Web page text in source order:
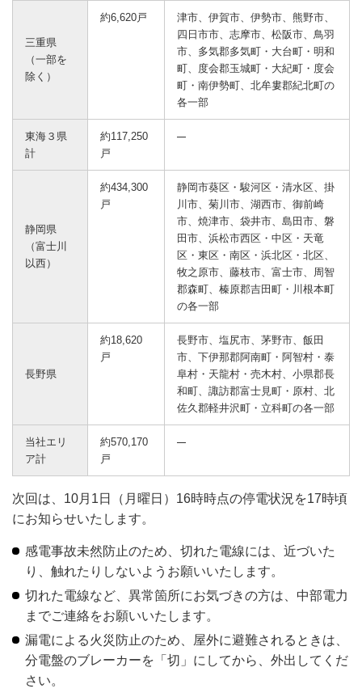
三重県
（一部を
除く）
約6,620戸
津市、伊賀市、伊勢市、熊野市、
四日市市、志摩市、松阪市、鳥羽
市、多気郡多気町・大台町・明和
町、度会郡玉城町・大紀町・度会
町・南伊勢町、北牟婁郡紀北町の
各一部
東海３県
計
約117,250
戸
静岡県
（富士川
以西）
約434,300
戸
静岡市葵区・駿河区・清水区、掛
川市、菊川市、湖西市、御前崎
市、焼津市、袋井市、島田市、磐
田市、浜松市西区・中区・天竜
区・東区・南区・浜北区・北区、
牧之原市、藤枝市、富士市、周智
郡森町、榛原郡吉田町・川根本町
の各一部
長野県
約18,620
戸
長野市、塩尻市、茅野市、飯田
市、下伊那郡阿南町・阿智村・泰
阜村・天龍村・売木村、小県郡長
和町、諏訪郡富士見町・原村、北
佐久郡軽井沢町・立科町の各一部
当社エリ
ア計
約570,170
戸
次回は、10月1日（月曜日）16時時点の停電状況を17時頃
にお知らせいたします。
感電事故未然防止のため、切れた電線には、近づいた
り、触れたりしないようお願いいたします。
切れた電線など、異常箇所にお気づきの方は、中部電力
までご連絡をお願いいたします。
漏電による火災防止のため、屋外に避難されるときは、
分電盤のブレーカーを「切」にしてから、外出してくだ
さい。